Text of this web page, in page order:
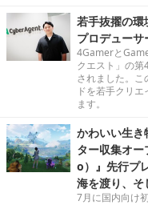
若手抜擢の
プロデュー
4Gamerと
クエスト」の
されました。こ
ドを若手クリ
ます。
かわいい生
ター収集オ
o）』先行プ
海を渡り、そ
7月に国内向け